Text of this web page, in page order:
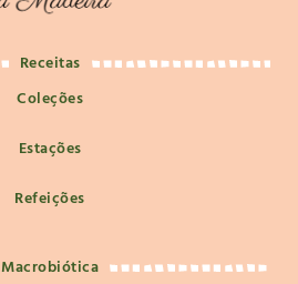
Receitas
Coleções
Estações
Refeições
Macrobiótica